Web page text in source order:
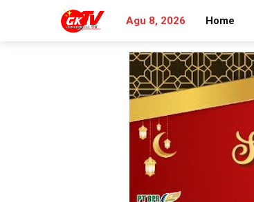
Agu 8, 2026 Home